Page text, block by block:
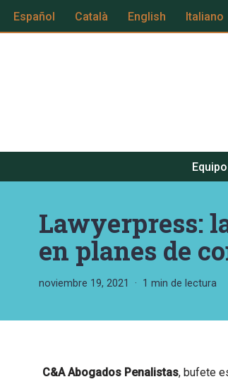
Español Català English Italiano
Equipo
Lawyerpress:
en planes de
noviembre 19, 2021 1 min de lectura
C&A Abogados Penalistas, bufete